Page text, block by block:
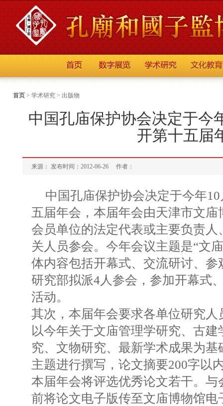
首页 > 学术研究 > 出版物
中国孔庙保护协会决定于今
开第十五届
来源： 发布时间：2012-06-26 作者：
中国孔庙保护协会决定于今年
五届年会，本届年会由天津市文
会员单位的法定代表或主要负责
关人员参会。今年会议主题是“文
体内容包括开幕式、交流研讨、
研究部拟派4人参会，参加开幕式
活动。
其次，本届年会要求各单位研究
以今年关于文庙管理学研究、古
究、文物研究、最新学术成果为
主题进行撰写，论文摘要200字以
本届年会将评选优秀论文若干。与
前将论文电子版传至文庙博物馆